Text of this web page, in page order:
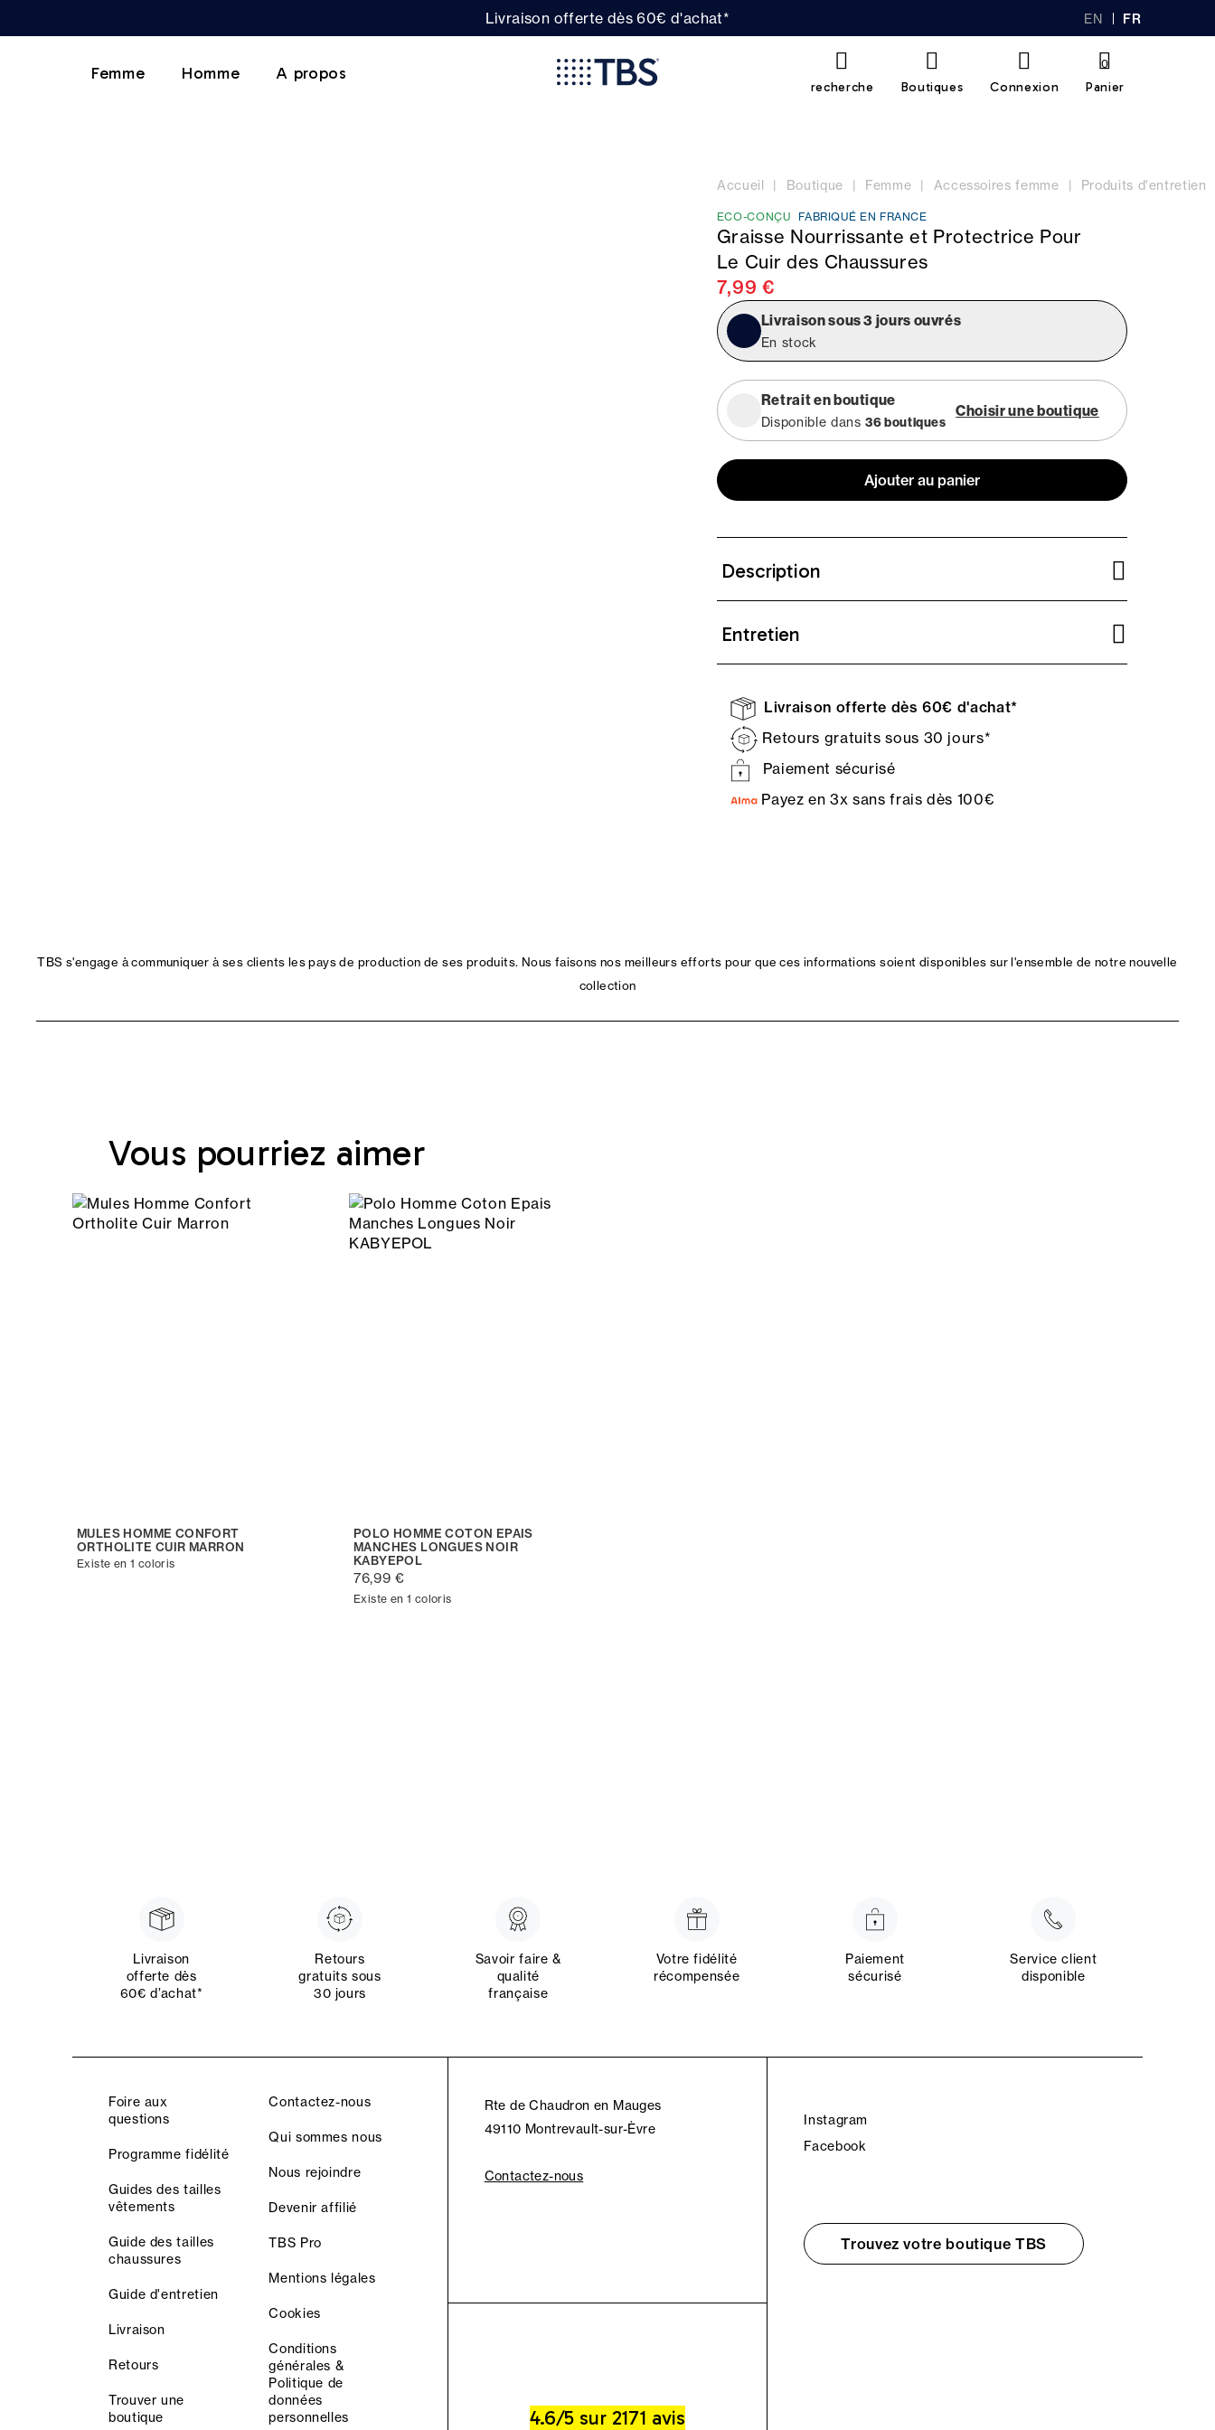
Livraison offerte dès 60€ d'achat* EN FR
Femme Homme A propos
recherche Boutiques Connexion Panier
0
Accueil Boutique Femme Accessoires femme Produits d'entretien
ECO-CONÇU FABRIQUÉ EN FRANCE
Graisse Nourrissante et Protectrice Pour
Le Cuir des Chaussures
7,99 €
Livraison sous 3 jours ouvrés
En stock
Retrait en boutique
Disponible dans36 boutiques
Choisir une boutique
Ajouter au panier
Description
Entretien
Livraison offerte dès 60€ d'achat*
Retours gratuits sous 30 jours*
Paiement sécurisé
Payez en 3x sans frais dès 100€
TBS s'engage à communiquer à ses clients les pays de production de ses produits. Nous faisons nos meilleurs efforts pour que ces informations soient disponibles sur l'ensemble de notre nouvelle
collection
Vous pourriez aimer
MULES HOMME CONFORT
ORTHOLITE CUIR MARRON
Existe en 1 coloris
POLO HOMME COTON EPAIS
MANCHES LONGUES NOIR
KABYEPOL
76,99 €
Existe en 1 coloris
Livraison
offerte dès
60€ d’achat*
Retours
gratuits sous
30 jours
Savoir faire &
qualité
française
Votre fidélité
récompensée
Paiement
sécurisé
Service client
disponible
Foire aux
questions
Programme fidélité
Guides des tailles
vêtements
Guide des tailles
chaussures
Guide d'entretien
Livraison
Retours
Trouver une
boutique
Contactez-nous
Qui sommes nous
Nous rejoindre
Devenir affilié
TBS Pro
Mentions légales
Cookies
Conditions
générales &
Politique de
données
personnelles
Rte de Chaudron en Mauges
49110 Montrevault-sur-Èvre
Contactez-nous
4.6/5 sur 2171 avis
Instagram
Facebook
Trouvez votre boutique TBS